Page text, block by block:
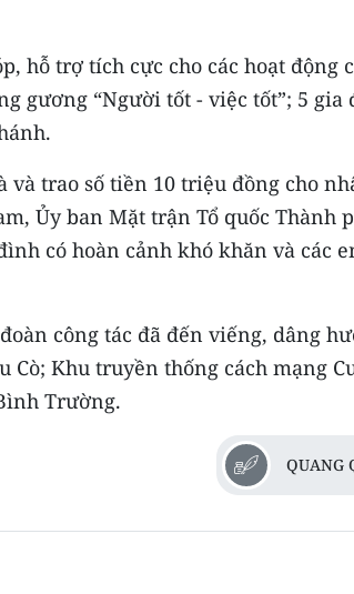
hỗ trợ tích cực cho các hoạt động
gương “Người tốt - việc tốt”; 5 gia
trao số tiền 10 triệu đồng cho
Ủy ban Mặt trận Tổ quốc Thành
có hoàn cảnh khó khăn và các
công tác đã đến viếng, dâng
Khu truyền thống cách mạng
Trường.
QUANG